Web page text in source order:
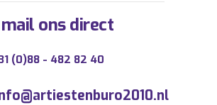
ons direct
(0)88 - 482 82 40